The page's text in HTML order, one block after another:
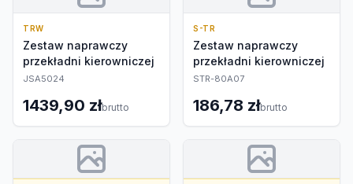
TRW
Zestaw naprawczy
przekładni kierowniczej
JSA5024
1439,90 złbrutto
S-TR
Zestaw naprawczy
przekładni kierowniczej
STR-80A07
186,78 złbrutto